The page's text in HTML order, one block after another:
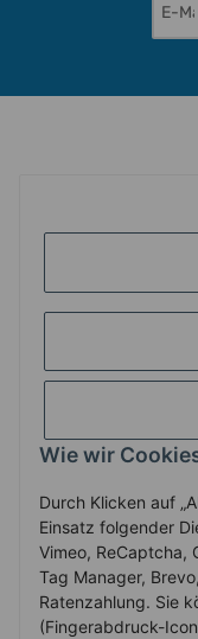
Wie wir
Durch Klicken auf
Einsatz folgender
Vimeo, ReCaptcha,
Tag Manager,
Ratenzahlung. Sie
(Fingerabdruck-
* Alle Preise